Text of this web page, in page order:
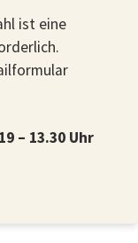
ist eine
– 13.30 Uhr